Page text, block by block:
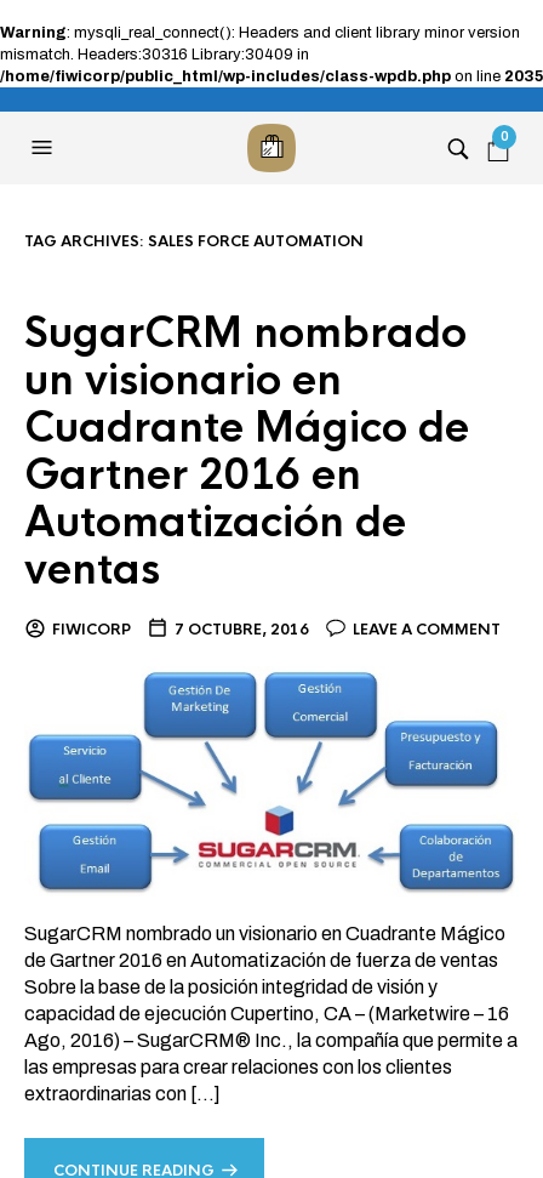
Warning: mysqli_real_connect(): Headers and client library minor version
mismatch. Headers:30316 Library:30409 in
/home/fiwicorp/public_html/wp-includes/class-wpdb.php on line 2035
0
TAG ARCHIVES: SALES FORCE AUTOMATION
SugarCRM nombrado
un visionario en
Cuadrante Mágico de
Gartner 2016 en
Automatización de
ventas
FIWICORP 7 OCTUBRE, 2016 LEAVE A COMMENT
SugarCRM nombrado un visionario en Cuadrante Mágico
de Gartner 2016 en Automatización de fuerza de ventas
Sobre la base de la posición integridad de visión y
capacidad de ejecución Cupertino, CA – (Marketwire – 16
Ago, 2016) – SugarCRM® Inc., la compañía que permite a
las empresas para crear relaciones con los clientes
extraordinarias con […]
CONTINUE READING